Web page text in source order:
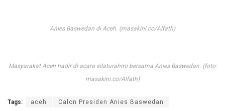
Anies Baswedan di Aceh. (masakini.co/Alfath)
Masyarakat Aceh hadir di acara silaturahmi bersama Anies Baswedan. (foto:
masakini.co/Alfath)
Tags: aceh Calon Presiden Anies Baswedan